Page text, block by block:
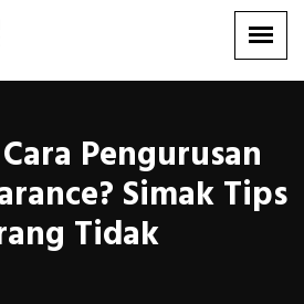
Pengurusan
Simak Tips
Tidak